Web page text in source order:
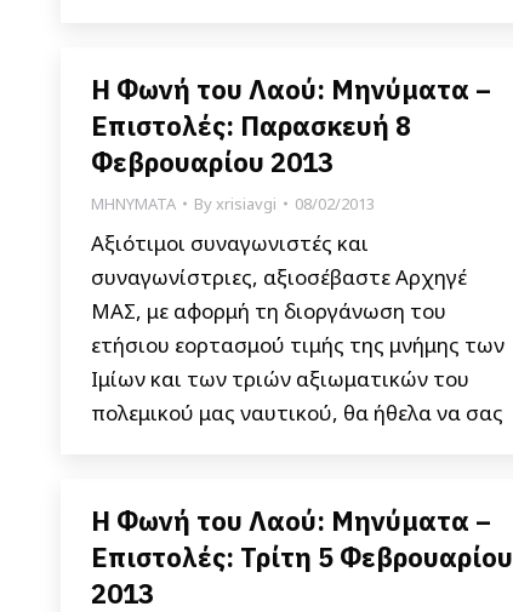
Η Φωνή του Λαού: Μηνύματα –
Επιστολές: Παρασκευή 8
Φεβρουαρίου 2013
ΜΗΝΥΜΑΤΑ Byxrisiavgi 08/02/2013
Αξιότιμοι συναγωνιστές και
συναγωνίστριες, αξιοσέβαστε Αρχηγέ
ΜΑΣ, με αφορμή τη διοργάνωση του
ετήσιου εορτασμού τιμής της μνήμης των
Ιμίων και των τριών αξιωματικών του
πολεμικού μας ναυτικού, θα ήθελα να σας
Η Φωνή του Λαού: Μηνύματα –
Επιστολές: Τρίτη 5 Φεβρουαρίου
2013